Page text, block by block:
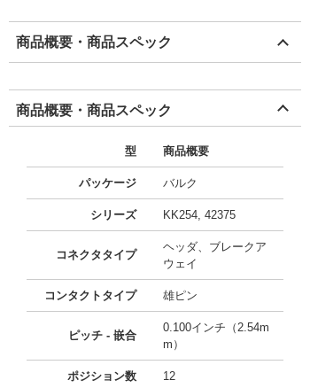
商品概要・商品スペック
商品概要・商品スペック
型 商品概要
パッケージ バルク
シリーズ KK254, 42375
コネクタタイプ
ヘッダ、ブレークア
ウェイ
コンタクトタイプ 雄ピン
ピッチ - 嵌合
0.100インチ（2.54m
m）
ポジション数 12